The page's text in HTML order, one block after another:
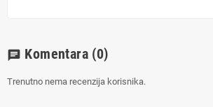
chat Komentara (0)
Trenutno nema recenzija korisnika.